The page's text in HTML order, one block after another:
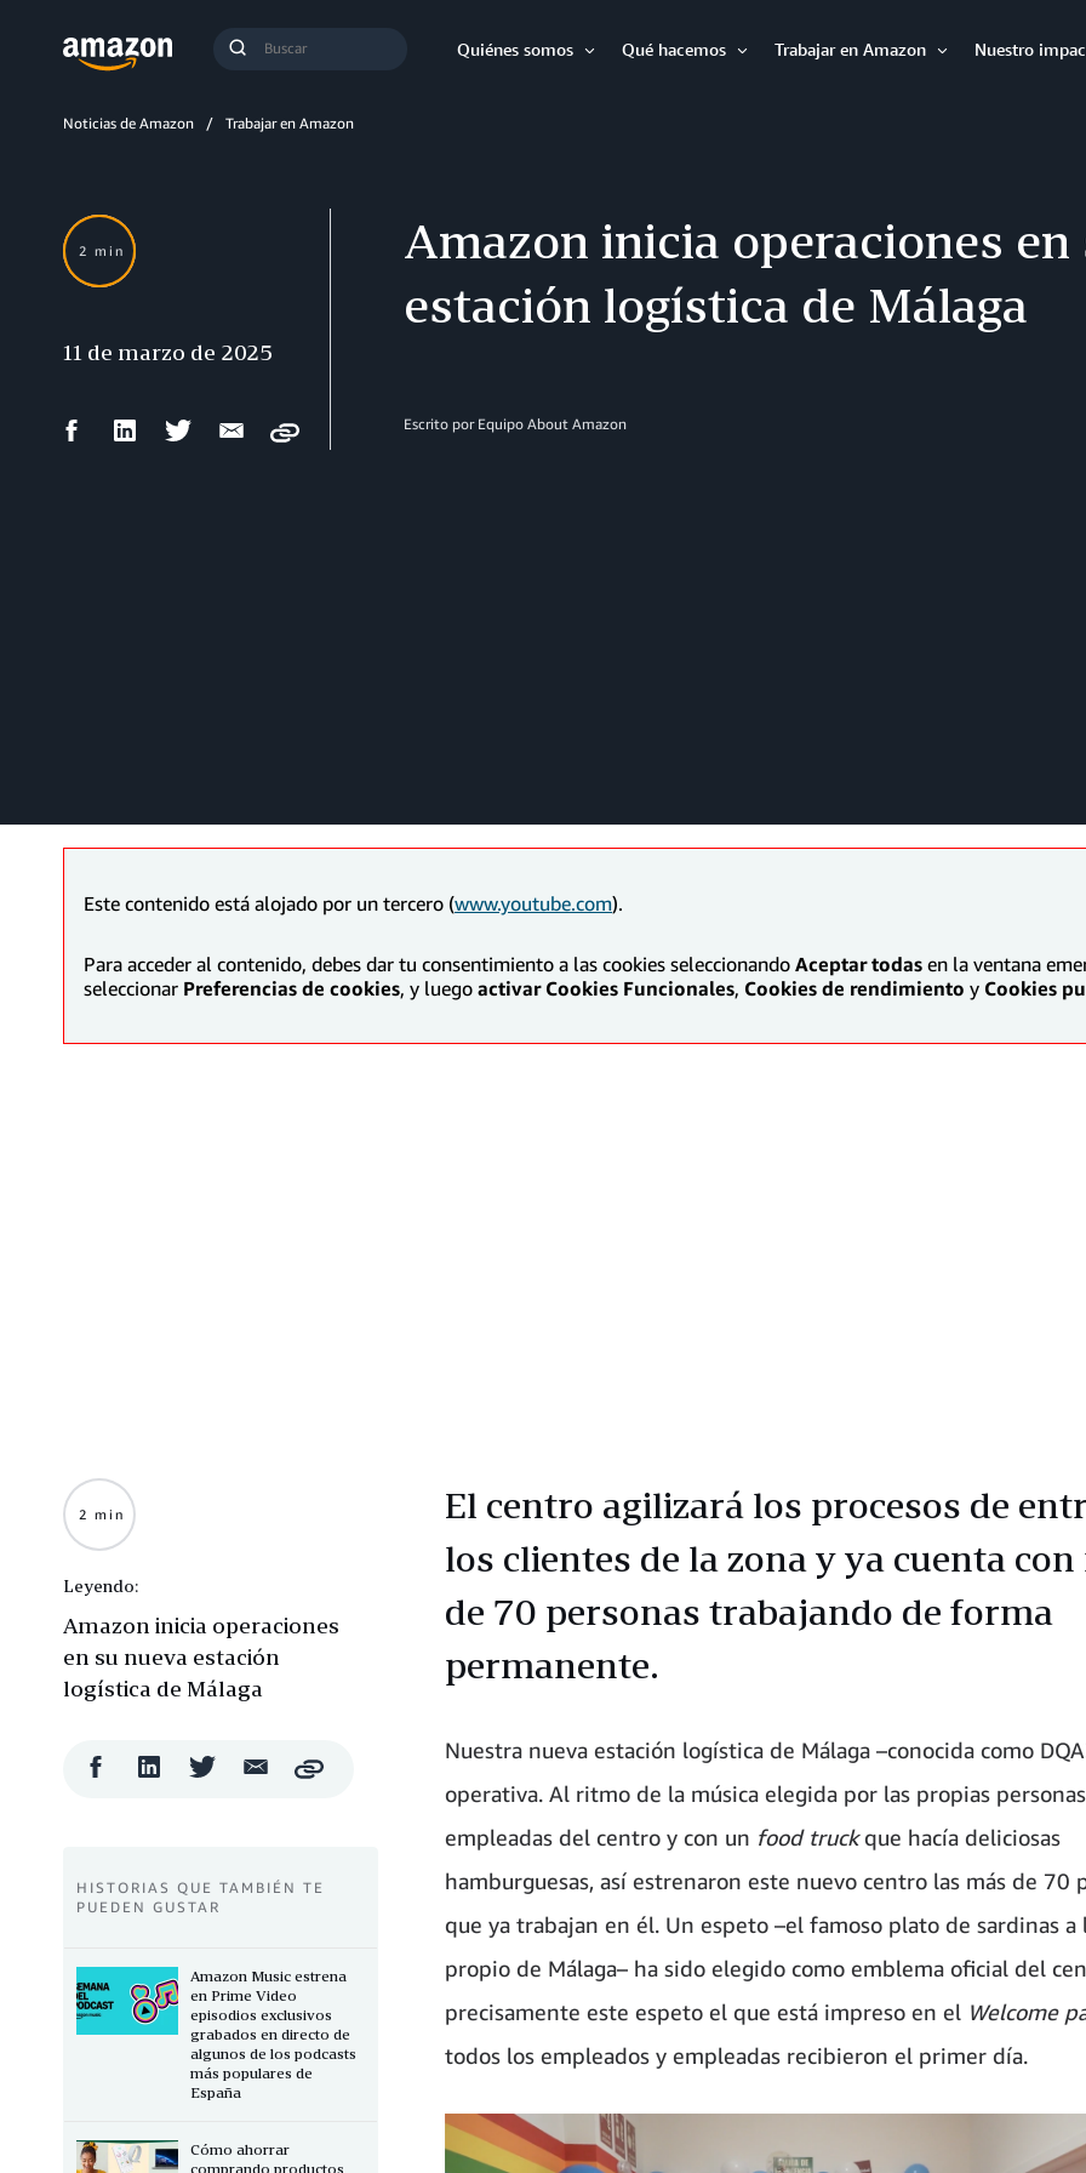
Enviar
Quiénes somos
Qué hacemos
Trabajar en Amazon
Nuestro
Noticias de Amazon Trabajar en Amazon
Amazon inicia operaciones en
estación logística de Málaga
Escrito por Equipo About Amazon
2 min
11 de marzo de 2025
CompartirCompartirCompartirCompartir
Copy
Este contenido está alojado por un tercero (www.youtube.com).
Para acceder al contenido, debes dar tu consentimiento a las cookies seleccionando Aceptar todas en la ventana
seleccionar Preferencias de cookies, y luego activar Cookies Funcionales, Cookies de rendimiento y Cookies
El centro agilizará los procesos de
los clientes de la zona y ya cuenta con
de 70 personas trabajando de forma
permanente.
Nuestra nueva estación logística de Málaga –conocida como
operativa. Al ritmo de la música elegida por las propias personas
empleadas del centro y con un food truckque hacía deliciosas
hamburguesas, así estrenaron este nuevo centro las más de 70
que ya trabajan en él. Un espeto –el famoso plato de sardinas a
propio de Málaga– ha sido elegido como emblema oficial del
precisamente este espeto el que está impreso en el Welcome
todos los empleados y empleadas recibieron el primer día.
2 min
Leyendo:
Amazon inicia operaciones
en su nueva estación
logística de Málaga
CompartirCompartirCompartirCompartir
Copy
HISTORIAS QUE TAMBIÉN TE
PUEDEN GUSTAR
Amazon Music estrena
en Prime Video
episodios exclusivos
grabados en directo de
algunos de los podcasts
más populares de
España
Cómo ahorrar
comprando productos